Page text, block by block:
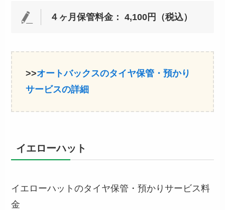
４ヶ月保管料金： 4,100円（税込）
>>オートバックスのタイヤ保管・預かり
サービスの詳細
イエローハット
イエローハットのタイヤ保管・預かりサービス料
金